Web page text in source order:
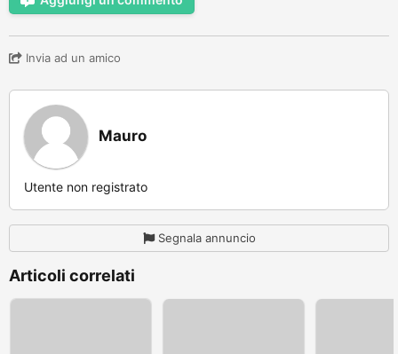
Invia ad un amico
Mauro
Utente non registrato
Segnala annuncio
Articoli correlati